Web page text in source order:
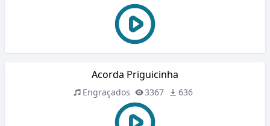
Acorda Priguicinha
Engraçados 3367 636